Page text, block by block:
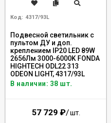
Код: 4317/93L
Подвесной светильник с
пультом ДУ и доп.
креплением IP20 LED 89W
2656Лм 3000-6000K FONDA
HIGHTECH ODL22 313
ODEON LIGHT, 4317/93L
В наличии: 38 шт.
57 729 ₽/шт.